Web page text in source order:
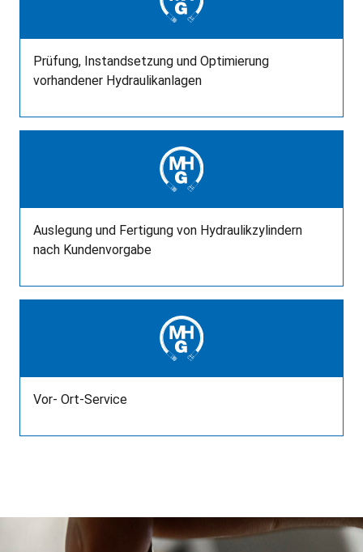
Prüfung, Instandsetzung und Optimierung
vorhandener Hydraulikanlagen
Auslegung und Fertigung von Hydraulikzylindern
nach Kundenvorgabe
Vor- Ort-Service